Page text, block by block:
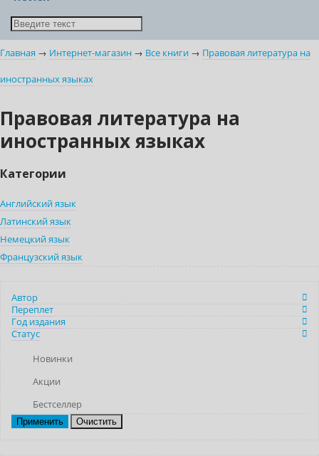
Главная → Интернет-магазин → Все книги → Правовая литература на
иностранных языках
Правовая литература на
иностранных языках
Категории
Английский язык
Латинский язык
Немецкий язык
Французский язык
Автор
Переплет
Год издания
Статус
Новинки
Акции
Бестселлер
Очистить